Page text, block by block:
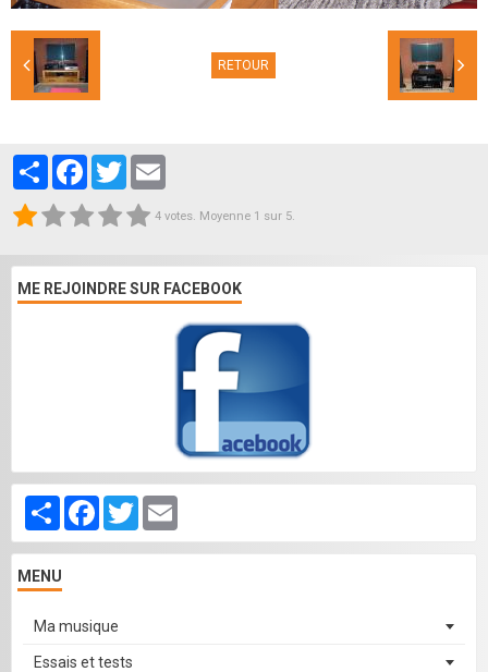
RETOUR
PartagerFacebook
Twitter
4 votes. Moyenne 1 sur 5.
ME REJOINDRE SUR FACEBOOK
PartagerFacebook
Twitter
MENU
Ma musique
Essais et tests